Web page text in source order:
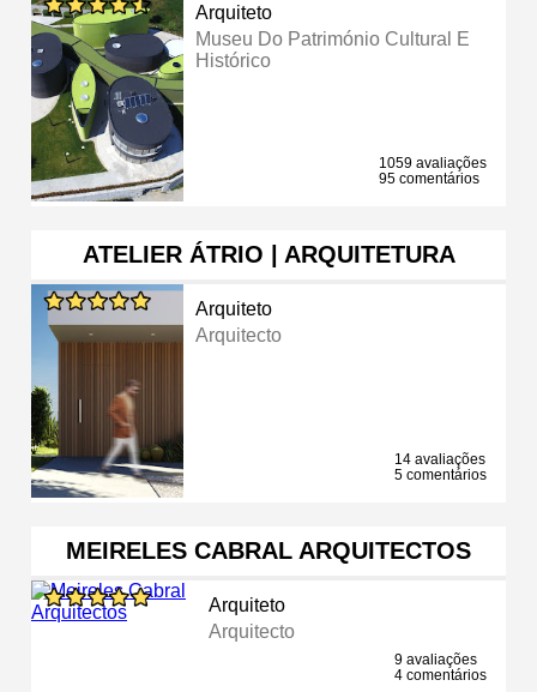
Arquiteto
Museu Do Património Cultural E
Histórico
1059 avaliações
95 comentários
ATELIER ÁTRIO | ARQUITETURA
Arquiteto
Arquitecto
14 avaliações
5 comentários
MEIRELES CABRAL ARQUITECTOS
Arquiteto
Arquitecto
9 avaliações
4 comentários